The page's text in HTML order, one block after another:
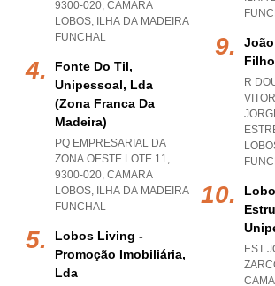
9300-020, CAMARA
LOBOS, ILHA DA MADEIRA
FUNCHAL
Fonte Do Til,
Unipessoal, Lda
(zona Franca Da
Madeira)
PQ EMPRESARIAL DA
ZONA OESTE LOTE 11,
9300-020, CAMARA
LOBOS, ILHA DA MADEIRA
FUNCHAL
Lobos Living -
Promoção Imobiliária,
Lda
R
EST